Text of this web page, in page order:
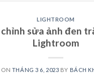
LIGHTROOM
chỉnh sửa ảnh đen
Lightroom
ON THÁNG 3 6, 2023 BY BÁCH